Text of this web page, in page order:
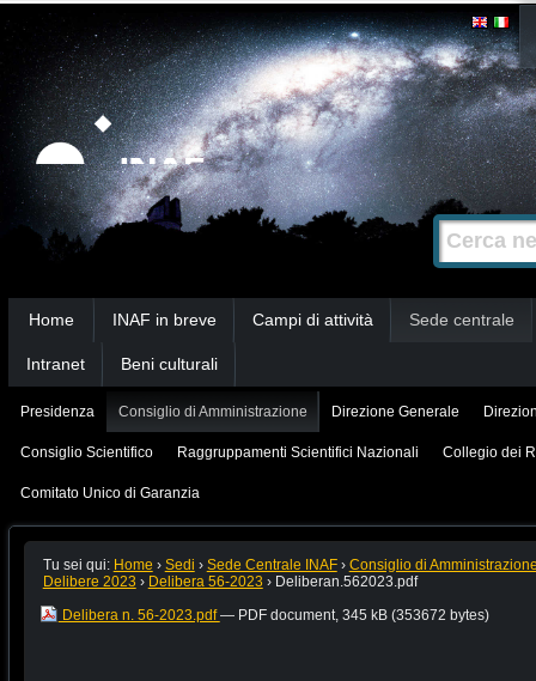
Strumenti
personali
Salta
contenuti.
|
Salta
alla
navigazione
Cerca nel
Ricerca
avanzata…
Home INAF in breve Campi di attività Sede centrale
Intranet Beni culturali
Presidenza Consiglio di Amministrazione Direzione Generale
Consiglio Scientifico Raggruppamenti Scientifici Nazionali Collegio dei
Comitato Unico di Garanzia
Tu sei qui: Home › Sedi › Sede Centrale INAF › Consiglio di
Delibere 2023 › Delibera 56-2023 › Deliberan.562023.pdf
Delibera n. 56-2023.pdf— PDF document, 345 kB (353672 bytes)